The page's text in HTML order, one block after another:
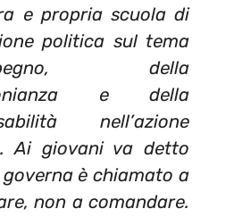
e propria scuola di
politica sul tema
della
e della
nell’azione
Ai giovani va detto
è chiamato a
non a comandare.